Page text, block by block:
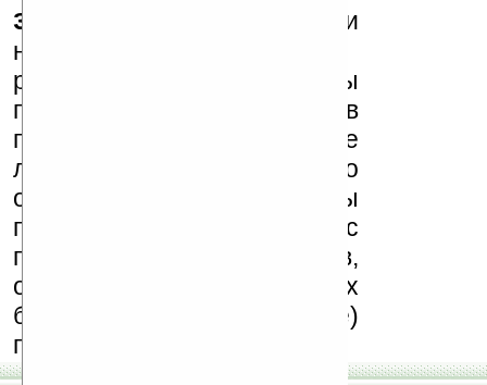
запрещены
, как и
несанкционированная
реклама (спам). Мы
поддерживаем авторов
программ и развитие
легального программного
обеспечения. Также мы
призываем Вас
поддерживать авторов,
особенно создающих
бесплатные (freeware)
программы.